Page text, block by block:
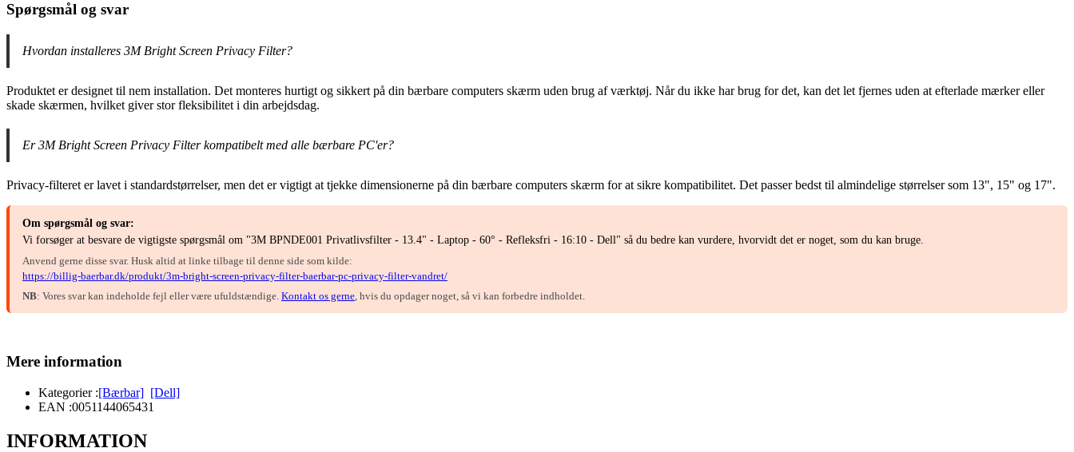
Spørgsmål og svar
Hvordan installeres 3M Bright Screen Privacy Filter?
Produktet er designet til nem installation. Det monteres hurtigt og sikkert på din bærbare computers skærm uden brug af værktøj. Når du ikke har brug for det, kan det let fjernes uden at efterlade mærker eller
skade skærmen, hvilket giver stor fleksibilitet i din arbejdsdag.
Er 3M Bright Screen Privacy Filter kompatibelt med alle bærbare PC'er?
Privacy-filteret er lavet i standardstørrelser, men det er vigtigt at tjekke dimensionerne på din bærbare computers skærm for at sikre kompatibilitet. Det passer bedst til almindelige størrelser som 13", 15" og 17".
Om spørgsmål og svar:
Vi forsøger at besvare de vigtigste spørgsmål om "3M BPNDE001 Privatlivsfilter - 13.4" - Laptop - 60° - Refleksfri - 16:10 - Dell" så du bedre kan vurdere, hvorvidt det er noget, som du kan bruge.
Anvend gerne disse svar. Husk altid at linke tilbage til denne side som kilde:
https://billig-baerbar.dk/produkt/3m-bright-screen-privacy-filter-baerbar-pc-privacy-filter-vandret/
NB: Vores svar kan indeholde fejl eller være ufuldstændige. Kontakt os gerne, hvis du opdager noget, så vi kan forbedre indholdet.
Mere information
Kategorier :[Bærbar] [Dell]
EAN :0051144065431
INFORMATION